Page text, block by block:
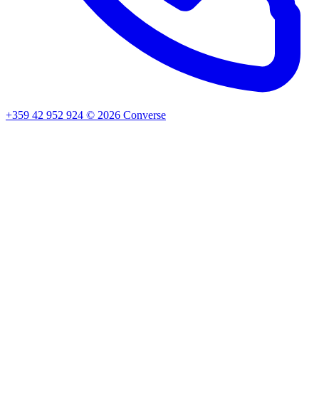
+359 42 952 924 © 2026 Converse